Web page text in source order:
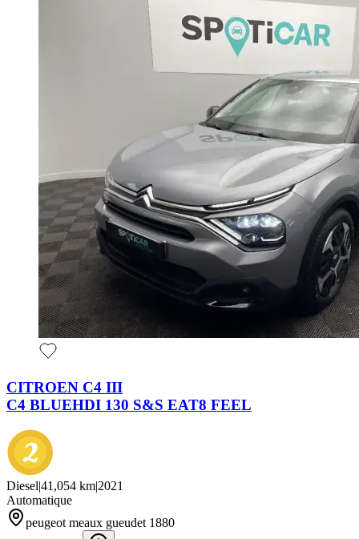
CITROEN C4 III
C4 BLUEHDI 130 S&S EAT8 FEEL
Diesel|41,054 km|2021
Automatique
peugeot meaux gueudet 1880